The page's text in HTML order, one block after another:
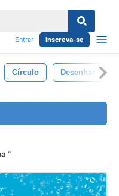
Entrar Inscreva-se
Círculo Desenhar